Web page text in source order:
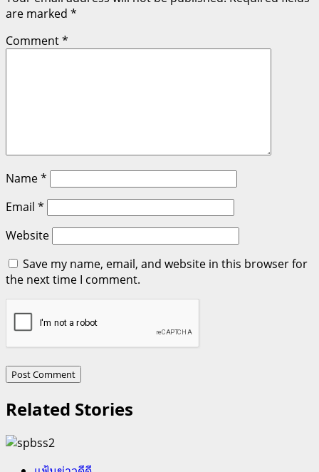
are marked *
Comment*
Name*
Email *
Website
Save my name, email, and website in this browser for
the next time I comment.
Related Stories